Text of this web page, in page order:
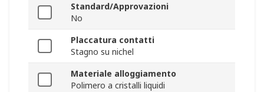
Standard/Approvazioni
No
Placcatura contatti
Stagno su nichel
Materiale alloggiamento
Polimero a cristalli liquidi